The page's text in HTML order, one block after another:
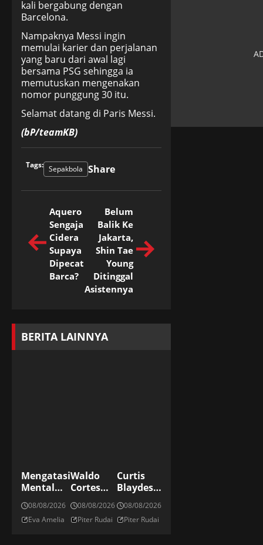
kali bergabung dengan
Barcelona.
Nampaknya Messi ingin
memulai karier dan perjalanan
yang baru dari awal lagi
bersama PSG sehingga ia
memutuskan mengenakan
nomor punggung 30 itu.
Selamat datang di Paris Messi.
(bP/teamKB)
Tags: Sepakbola Share
Aquero
Sengaja
Cidera
Supaya
Dipecat
Barca?
Belum
Balik Ke
Jakarta,
Shin Tae
Young
Ditinggal
Asistennya
BERITA LAINNYA
Mengatasi
Mental
Overload
Dengan
Rutinitas
08/08/2026
Eva Amelia
Waldo
Cortes
Acosta:
Raksasa
Dominika
08/08/2026
Piter Rudai
Curtis
Blaydes:
Petarung
Di Divisi
Kelas
08/08/2026
Piter Rudai